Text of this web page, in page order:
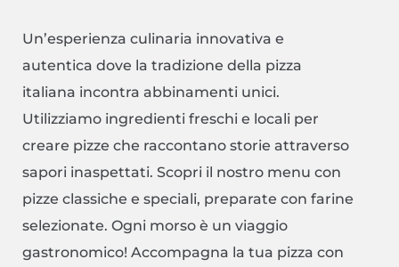
Un’esperienza culinaria innovativa e
autentica dove la tradizione della pizza
italiana incontra abbinamenti unici.
Utilizziamo ingredienti freschi e locali per
creare pizze che raccontano storie attraverso
sapori inaspettati. Scopri il nostro menu con
pizze classiche e speciali, preparate con farine
selezionate. Ogni morso è un viaggio
gastronomico! Accompagna la tua pizza con